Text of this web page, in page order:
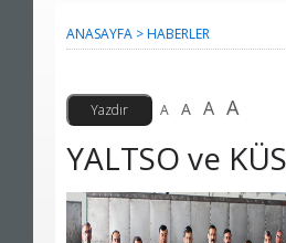
ANASAYFA >HABERLER
A A A A
YALTSO ve